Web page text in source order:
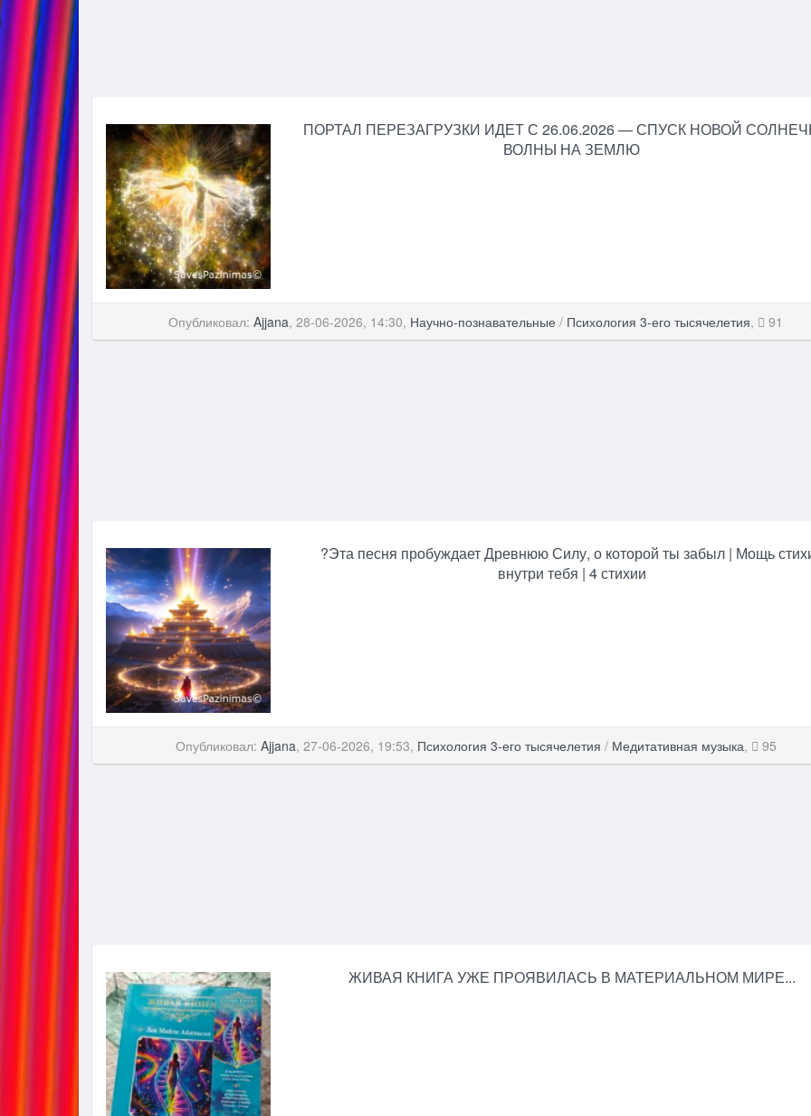
ПОРТАЛ ПЕРЕЗАГРУЗКИ ИДЕТ С 26.06.2026 — СПУСК НОВОЙ
ВОЛНЫ НА ЗЕМЛЮ
Опубликовал:Ajjana, 28-06-2026, 14:30, Научно-познавательные / Психология 3-его тысячелетия, 91
?Эта песня пробуждает Древнюю Силу, о которой ты забыл | Мощь
внутри тебя | 4 стихии
Опубликовал: Ajjana, 27-06-2026, 19:53, Психология 3-его тысячелетия / Медитативная музыка, 95
ЖИВАЯ КНИГА УЖЕ ПРОЯВИЛАСЬ В МАТЕРИАЛЬНОМ МИРЕ...